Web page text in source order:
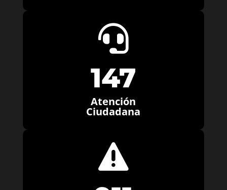

147
Atención
Ciudadana
